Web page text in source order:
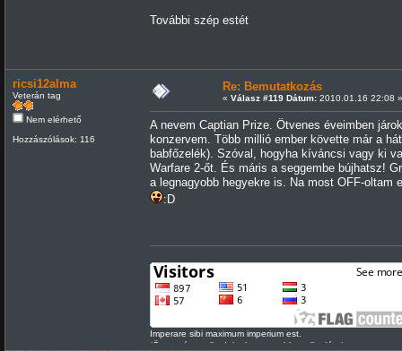
További szép estét
ricsi12alma
Veterán tag
Nem elérhető
Hozzászólások: 116
Re: Bemutatkozás
« Válasz #119 Dátum:2010.01.16 22:08 »
A nevem Captian Prize. Ötvenes éveimben
konzervem. Több millió ember követte már a
babfőzelék). Szóval, hogyha kíváncsi vagy ki
Warfare 2-őt. És máris a seggembe bújhatsz!
a legnagyobb hegyekre is. Na most OFF-
:D
Imperare sibi maximum imperium est.
/Önmagán uralkodni a legnagyobb uralkodás./